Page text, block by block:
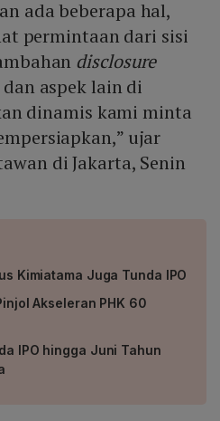
ada beberapa hal,
permintaan dari sisi
disclosure
aspek lain di
dinamis kami minta
ujar
di Jakarta, Senin
Kimiatama Juga Tunda IPO
Akseleran PHK 60
IPO hingga Juni Tahun